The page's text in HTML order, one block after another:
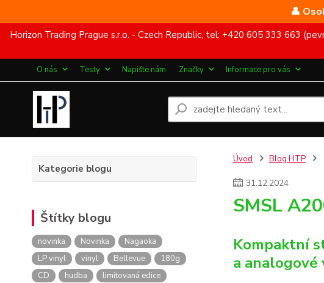
👤
Horizon Trading Prague s.r.o. - Czech Republic, tel: +420 605 333 663
O nás Testy Napište nám Značky Informace pro vás
Kategorie blogu
Štítky blogu
novinka Novinka
Nagaoka
LP vinyl
vinyl Bellevue
180g
CD
hudba
limitovaná edice
Úvod Blog HTP
31.12.2024
SMSL
Kompaktní
a analogové